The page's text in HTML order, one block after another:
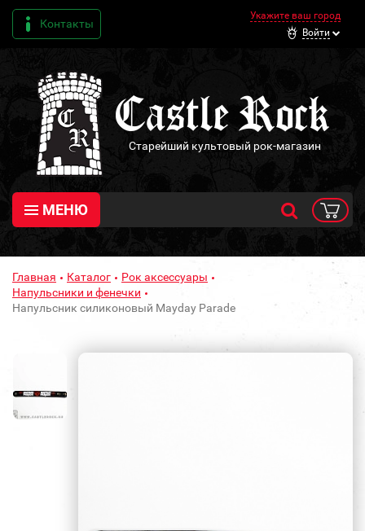
Контакты
Укажите ваш город
Войти
Старейший культовый рок-магазин
МЕНЮ
Главная Каталог
Рок аксессуары
Напульсники и фенечки
Напульсник силиконовый Mayday Parade